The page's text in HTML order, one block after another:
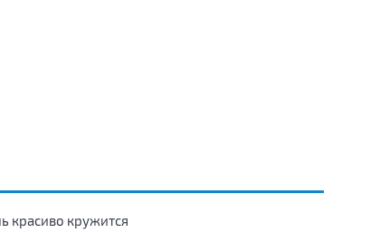
красиво кружится